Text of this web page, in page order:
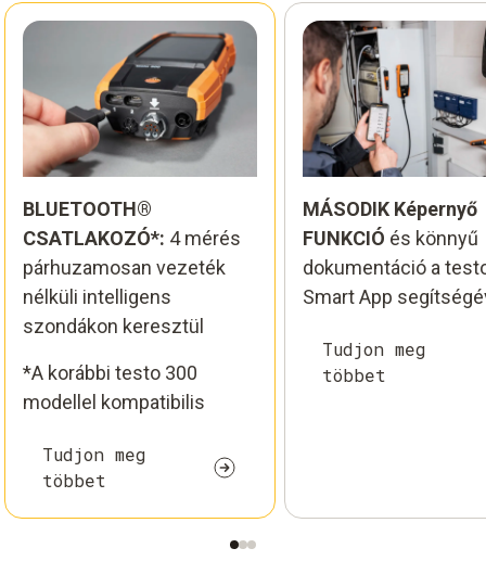
BLUETOOTH®
CSATLAKOZÓ*: 4 mérés
párhuzamosan vezeték
nélküli intelligens
szondákon keresztül
*A korábbi testo 300
modellel kompatibilis
Tudjon meg
többet
MÁSODIK Képernyő
FUNKCIÓ és könnyű
dokumentáció a
Smart App
Tudjon meg
többet